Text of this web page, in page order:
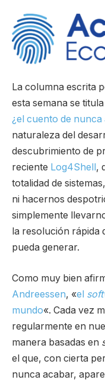
La columna escrita
esta semana se
¿el cuento de nunca
naturaleza del
descubrimiento de
reciente Log4Shell ,
totalidad de
ni hacernos
simplemente
la resolución rápida
pueda generar.
Como muy bien
Andreessen, «el
mundo«. Cada vez
regularmente en
manera basadas en
el que, con cierta
nunca acabar,